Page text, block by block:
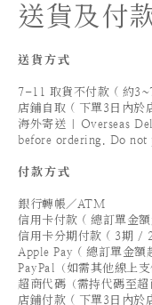
送貨及付
送貨方式
7-11 取貨不付款 ( 約
店鋪自取 ( 下單3日內於
海外寄送 | Overseas
before ordering. Do not
付款方式
銀行轉帳／ATM
信用卡付款 ( 總訂單金
信用卡分期付款 ( 3期 /
Apple Pay ( 總訂單金額
PayPal（如需其他線上支
超商代碼（需持代碼至超
店鋪付款 ( 下單3日內於